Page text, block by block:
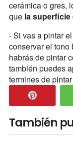
cerámica o gres,
quela superficie
- Si vas a pintar
conservar el
habrás de pintar
también puedes
termines de
También